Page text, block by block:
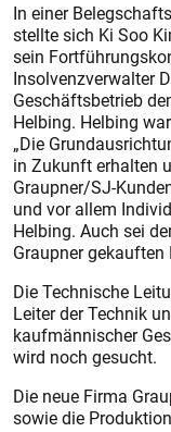
In einer
stellte sich Ki Soo
sein
Insolvenzverwalter
Geschäftsbetrieb
Helbing. Helbing
„Die
in Zukunft erhalten
Graupner/SJ-
und vor allem
Helbing. Auch sei
Graupner
Die Technische
Leiter der Technik
kaufmännischer
wird noch gesucht.
Die neue Firma
sowie die